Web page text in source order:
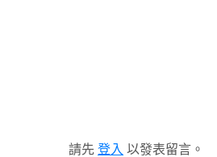
請先 登入 以發表留言。